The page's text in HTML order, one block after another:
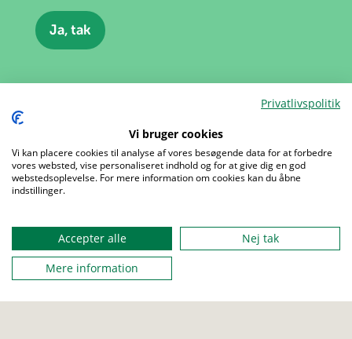
Menu
Kalender
Kontakt
Privatlivspolitik
Vi bruger cookies
Vi kan placere cookies til analyse af vores besøgende data for at forbedre
vores websted, vise personaliseret indhold og for at give dig en god
webstedsoplevelse. For mere information om cookies kan du åbne
indstillinger.
Accepter alle
Nej tak
Mere information